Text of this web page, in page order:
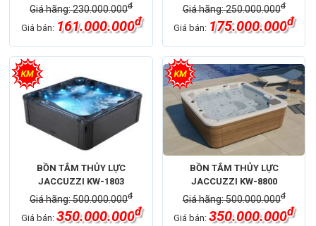
Giá hãng: 230.000.000đ
Giá bán: 161.000.000đ
Giá hãng: 250.000.000đ
Giá bán: 175.000.000đ
BỒN TẮM THỦY LỰC
JACCUZZI KW-1803
Giá hãng: 500.000.000đ
Giá bán: 350.000.000đ
BỒN TẮM THỦY LỰC
JACCUZZI KW-8800
Giá hãng: 500.000.000đ
Giá bán:350.000.000đ